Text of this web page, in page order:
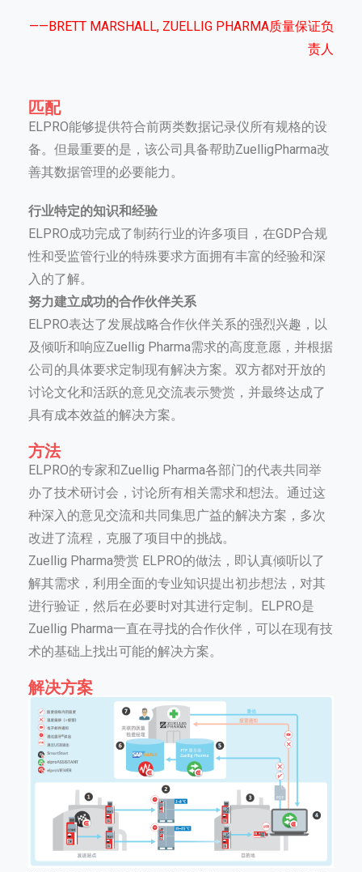
——BRETT MARSHALL, ZUELLIG PHARMA质量保证负
责人
匹配
ELPRO能够提供符合前两类数据记录仪所有规格的设
备。但最重要的是，该公司具备帮助ZuelligPharma改
善其数据管理的必要能力。
行业特定的知识和经验
ELPRO成功完成了制药行业的许多项目，在GDP合规
性和受监管行业的特殊要求方面拥有丰富的经验和深
入的了解。
努力建立成功的合作伙伴关系
ELPRO表达了发展战略合作伙伴关系的强烈兴趣，以
及倾听和响应Zuellig Pharma需求的高度意愿，并根据
公司的具体要求定制现有解决方案。双方都对开放的
讨论文化和活跃的意见交流表示赞赏，并最终达成了
具有成本效益的解决方案。
方法
ELPRO的专家和Zuellig Pharma各部门的代表共同举
办了技术研讨会，讨论所有相关需求和想法。通过这
种深入的意见交流和共同集思广益的解决方案，多次
改进了流程，克服了项目中的挑战。
Zuellig Pharma赞赏 ELPRO的做法，即认真倾听以了
解其需求，利用全面的专业知识提出初步想法，对其
进行验证，然后在必要时对其进行定制。ELPRO是
Zuellig Pharma一直在寻找的合作伙伴，可以在现有技
术的基础上找出可能的解决方案。
解决方案